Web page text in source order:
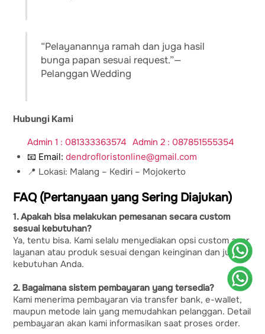
“Pelayanannya ramah dan juga hasil
bunga papan sesuai request.”—
Pelanggan Wedding
Hubungi Kami
Admin 1 : 081333363574 Admin 2 : 087851555354
📧 Email:dendrofloristonline@gmail.com
📍 Lokasi: Malang – Kediri – Mojokerto
FAQ (Pertanyaan yang Sering Diajukan)
1. Apakah bisa melakukan pemesanan secara custom
sesuai kebutuhan?
Ya, tentu bisa. Kami selalu menyediakan opsi custom agar
layanan atau produk sesuai dengan keinginan dan juga
kebutuhan Anda.
2. Bagaimana sistem pembayaran yang tersedia?
Kami menerima pembayaran via transfer bank, e-wallet,
maupun metode lain yang memudahkan pelanggan. Detail
pembayaran akan kami informasikan saat proses order.